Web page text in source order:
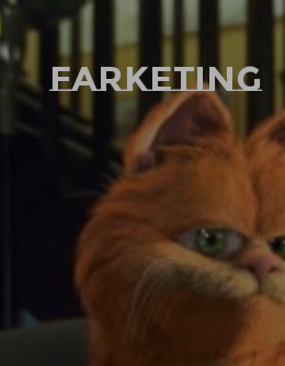
Farketing